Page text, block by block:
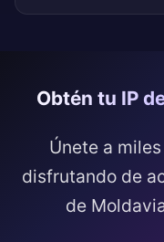
Obtén tu IP
Únete a
disfrutando de
de